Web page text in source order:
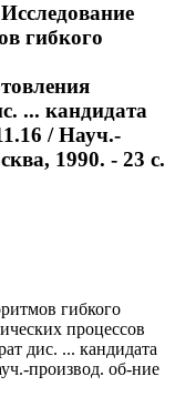
гибкого
... кандидата
/ Науч.-
1990. - 23 с.
гибкого
процессов
дис. ... кандидата
производ. об-ние